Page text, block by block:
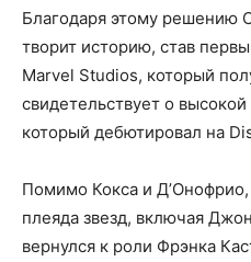
Благодаря этому решению
творит историю, став
Marvel Studios, который
свидетельствует о
который дебютировал на
Помимо Кокса и Д’Онофрио,
плеяда звезд, включая
вернулся к роли Фрэнка